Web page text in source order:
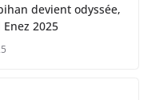
devient odyssée,
2025